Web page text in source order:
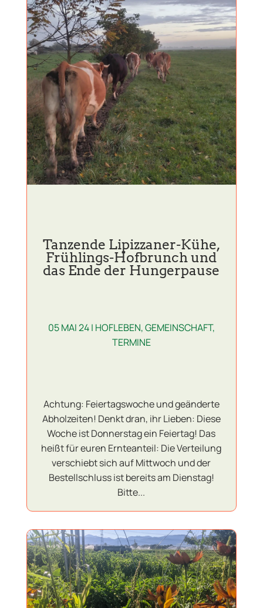
Tanzende Lipizzaner-Kühe,
Frühlings-Hofbrunch und
das Ende der Hungerpause
05 MAI 24| HOFLEBEN,GEMEINSCHAFT,
TERMINE
Achtung: Feiertagswoche und geänderte
Abholzeiten! Denkt dran, ihr Lieben: Diese
Woche ist Donnerstag ein Feiertag! Das
heißt für euren Ernteanteil: Die Verteilung
verschiebt sich auf Mittwoch und der
Bestellschluss ist bereits am Dienstag!
Bitte...